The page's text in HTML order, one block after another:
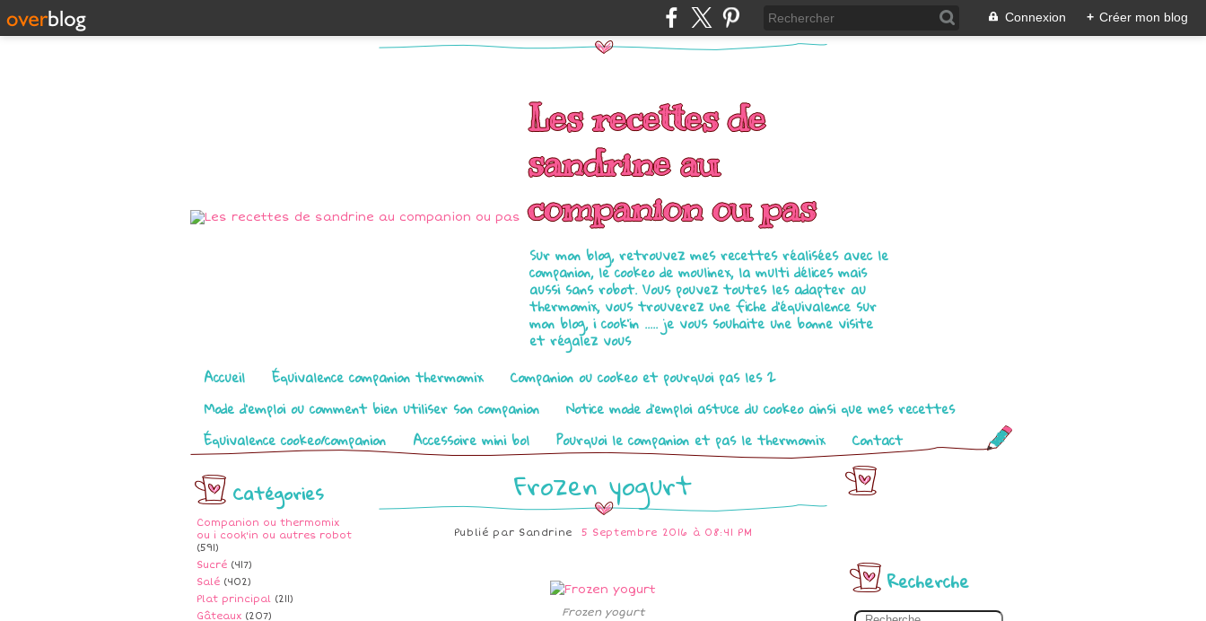
Connexion + Créer mon blog
Les recettes de
sandrine au
companion ou pas
Sur mon blog, retrouvez mes recettes réalisées avec le
companion, le cookeo de moulinex, la multi délices mais
aussi sans robot. Vous pouvez toutes les adapter au
thermomix, vous trouverez une fiche d'équivalence sur
mon blog, i cook'in ..... je vous souhaite une bonne visite
et régalez vous
Pages
Accueil Équivalence companion thermomix
Companion ou cookeo et pourquoi pas les 2
Mode d’emploi ou comment bien utiliser son companion
Notice mode d’emploi astuce du cookeo ainsi que mes recettes
Équivalence cookeo/companion
Accessoire mini bol Pourquoi le companion et pas le thermomix Contact
Catégories
Companion ou thermomix
ou i cook'in ou autres robot
(591)
Sucré (417)
Salé (402)
Plat principal (211)
Gâteaux (207)
Recherche
Frozen yogurt
Publié par Sandrine 5 Septembre 2016 à 08:41 PM
Frozen yogurt